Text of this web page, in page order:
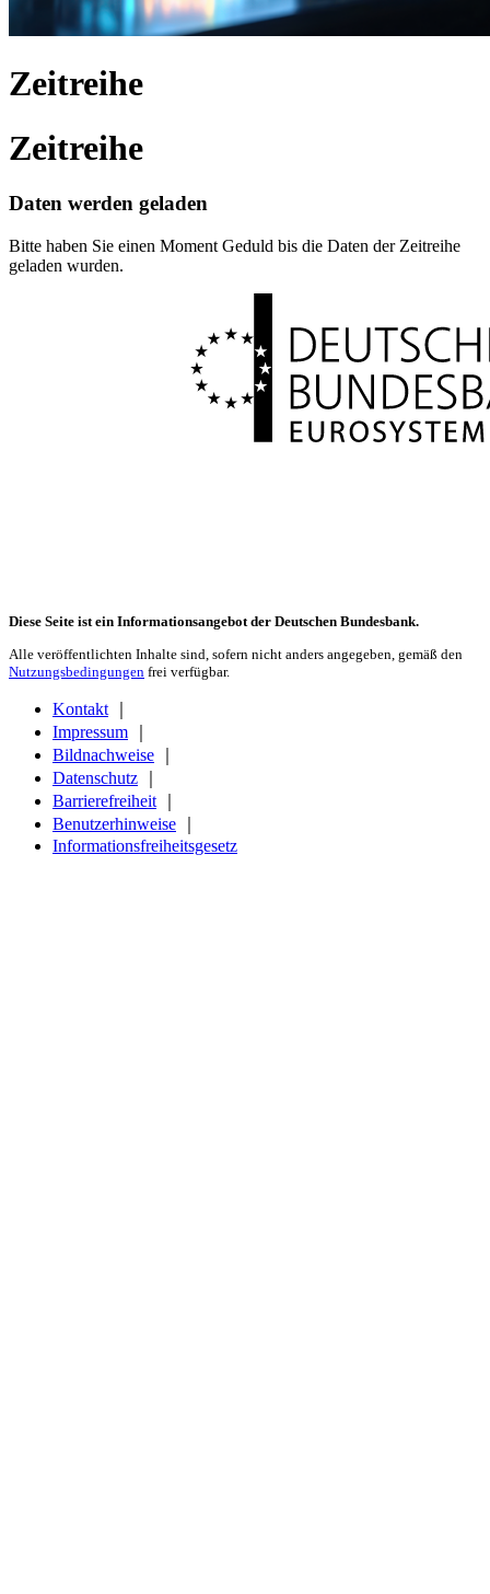
Zeitreihe
Zeitreihe
Daten werden geladen
Bitte haben Sie einen Moment Geduld bis die Daten der Zeitreihe
geladen wurden.
Diese Seite ist ein Informationsangebot der Deutschen Bundesbank.
Alle veröffentlichten Inhalte sind, sofern nicht anders angegeben, gemäß den
Nutzungsbedingungen frei verfügbar.
Kontakt
Impressum
Bildnachweise
Datenschutz
Barrierefreiheit
Benutzerhinweise
Informationsfreiheitsgesetz